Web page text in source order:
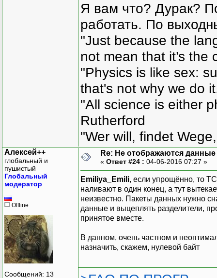
Я вам что? Дурак?
работать. По
"Just because the
not mean that it’s the
"Physics is like sex:
that's not why we do
"All science is either
Rutherford
"Wer will, findet
Алексей++
глобальный и
пушистый
Глобальный
модератор
Offline
Сообщений: 13
Re: Не отображаются
« Ответ #24 : 04-06-2016 07:27 »
Emiliya_Emili, если упрощённо, то
наливают в один конец, а тут
неизвестно. Пакеты данных нужно
данные и выцеплять разделители,
принятое вместе.
В данном, очень частном и
назначить, скажем, нулевой байт